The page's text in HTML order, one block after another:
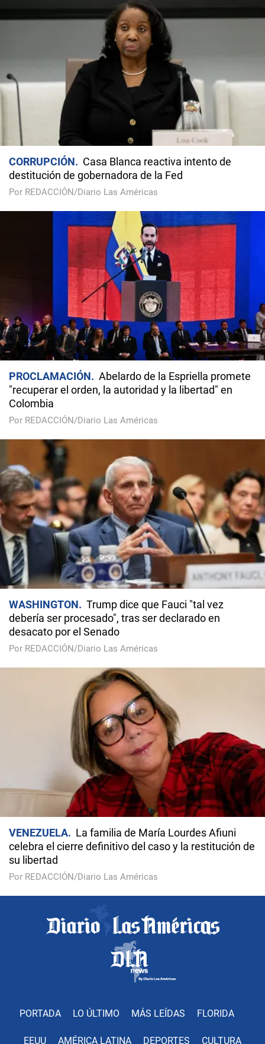
CORRUPCIÓN
Casa Blanca reactiva intento de
destitución de gobernadora de la Fed
Por REDACCIÓN/Diario Las Américas
PROCLAMACIÓN
Abelardo de la Espriella promete
"recuperar el orden, la autoridad y la libertad" en
Colombia
Por REDACCIÓN/Diario Las Américas
WASHINGTON
Trump dice que Fauci "tal vez
debería ser procesado", tras ser declarado en
desacato por el Senado
Por REDACCIÓN/Diario Las Américas
VENEZUELA
La familia de María Lourdes Afiuni
celebra el cierre definitivo del caso y la restitución de
su libertad
Por REDACCIÓN/Diario Las Américas
PORTADA LO ÚLTIMO MÁS LEÍDAS FLORIDA
EEUU AMÉRICA LATINA DEPORTES CULTURA